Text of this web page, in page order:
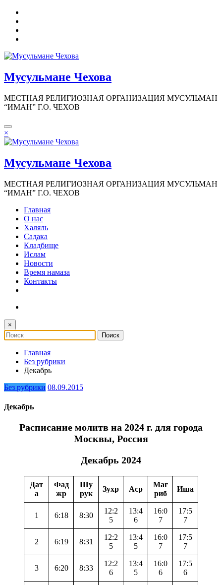
Перейти
содержимому
Мусульмане Чехова
МЕСТНАЯ РЕЛИГИОЗНАЯ ОРГАНИЗАЦИЯ МУСУЛЬМАН
“ИМАН” Г.О. ЧЕХОВ
×
Мусульмане Чехова
МЕСТНАЯ РЕЛИГИОЗНАЯ ОРГАНИЗАЦИЯ МУСУЛЬМАН
“ИМАН” Г.О. ЧЕХОВ
Главная
О нас
Халяль
Садака
Кладбище
Ислам
Новости
Время намаза
Контакты
×
Главная
Без рубрики
Декабрь
Без рубрики 08.09.2015
Декабрь
Расписание молитв на 2024 г. для города
Москвы, Россия
Декабрь 2024
Дат
а
Фад
жр
Шу
рук
Зухр Аср
Маг
риб
Иша
1 6:18 8:30
12:2
5
13:4
6
16:0
7
17:5
7
2 6:19 8:31
12:2
5
13:4
5
16:0
7
17:5
7
3 6:20 8:33
12:2
6
13:4
5
16:0
6
17:5
6